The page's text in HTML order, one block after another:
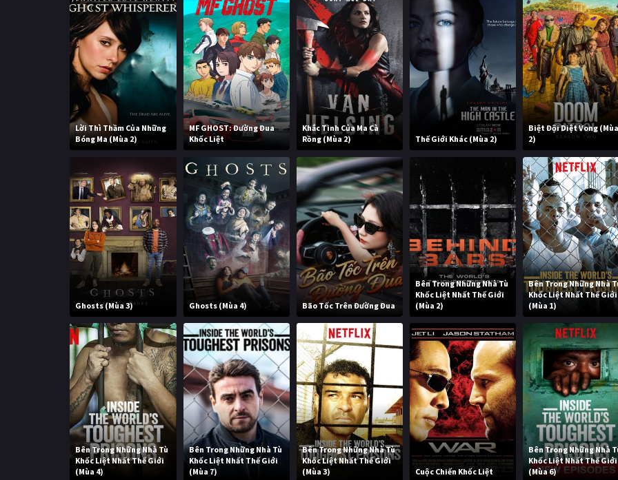
Lời Thì Thầm Của Những
Bóng Ma (Mùa 2)
MF GHOST: Đường Đua
Khốc Liệt
Khắc Tinh Của Ma Cà
Rồng (Mùa 2)
Thế Giới Khác (Mùa 2)
Biệt Đội Diệt Vong (Mùa
2)
Ghosts (Mùa 3) Ghosts (Mùa 4) Bão Tốc Trên Đường Đua
Bên Trong Những Nhà Tù
Khốc Liệt Nhất Thế Giới
(Mùa 2)
Bên Trong Những Nhà
Khốc Liệt Nhất Thế Giới
(Mùa 1)
Bên Trong Những Nhà Tù
Khốc Liệt Nhất Thế Giới
(Mùa 4)
Bên Trong Những Nhà Tù
Khốc Liệt Nhất Thế Giới
(Mùa 7)
Bên Trong Những Nhà Tù
Khốc Liệt Nhất Thế Giới
(Mùa 3)
Cuộc Chiến Khốc Liệt
Bên Trong Những Nhà
Khốc Liệt Nhất Thế Giới
(Mùa 6)